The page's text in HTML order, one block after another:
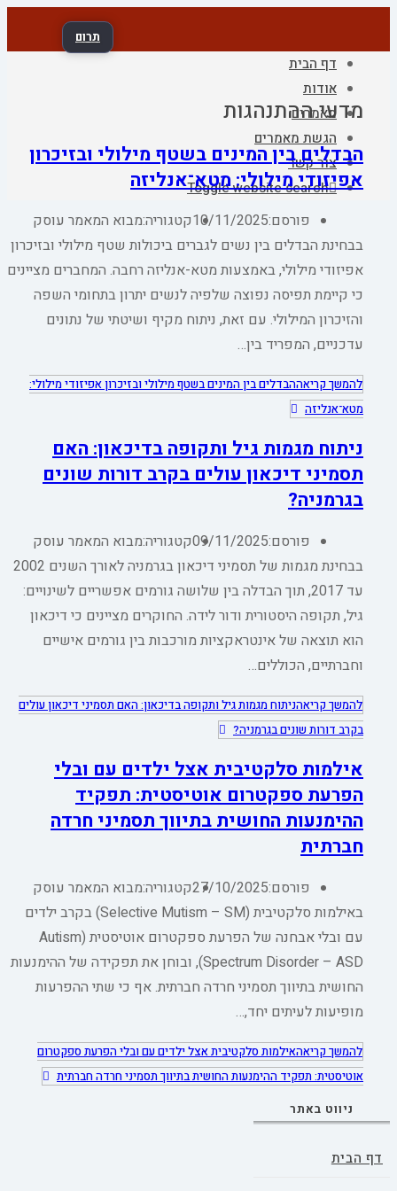
תרום
דף הבית
אודות
מאמרים
הגשת מאמרים
צור קשר
Toggle website search
מדעי ההתנהגות
הבדלים בין המינים בשטף מילולי ובזיכרון
אפיזודי מילולי: מטא־אנליזה
פורסם:10/11/2025קטגוריה:מבוא המאמר עוסק
בבחינת הבדלים בין נשים לגברים ביכולות שטף מילולי ובזיכרון
אפיזודי מילולי, באמצעות מטא-אנליזה רחבה. המחברים מציינים
כי קיימת תפיסה נפוצה שלפיה לנשים יתרון בתחומי השפה
והזיכרון המילולי. עם זאת, ניתוח מקיף ושיטתי של נתונים
עדכניים, המפריד בין…
להמשך קריאההבדלים בין המינים בשטף מילולי ובזיכרון אפיזודי מילולי:
מטא־אנליזה
ניתוח מגמות גיל ותקופה בדיכאון: האם
תסמיני דיכאון עולים בקרב דורות שונים
בגרמניה?
פורסם:09/11/2025קטגוריה:מבוא המאמר עוסק
בבחינת מגמות של תסמיני דיכאון בגרמניה לאורך השנים 2002
עד 2017, תוך הבדלה בין שלושה גורמים אפשריים לשינויים:
גיל, תקופה היסטורית ודור לידה. החוקרים מציינים כי דיכאון
הוא תוצאה של אינטראקציות מורכבות בין גורמים אישיים
וחברתיים, הכוללים…
להמשך קריאהניתוח מגמות גיל ותקופה בדיכאון: האם תסמיני דיכאון עולים
בקרב דורות שונים בגרמניה?
אילמות סלקטיבית אצל ילדים עם ובלי
הפרעת ספקטרום אוטיסטית: תפקיד
ההימנעות החושית בתיווך תסמיני חרדה
חברתית
פורסם:27/10/2025קטגוריה:מבוא המאמר עוסק
באילמות סלקטיבית (Selective Mutism – SM) בקרב ילדים
עם ובלי אבחנה של הפרעת ספקטרום אוטיסטית (Autism
Spectrum Disorder – ASD), ובוחן את תפקידה של ההימנעות
החושית בתיווך תסמיני חרדה חברתית. אף כי שתי ההפרעות
מופיעות לעיתים יחד,…
להמשך קריאהאילמות סלקטיבית אצל ילדים עם ובלי הפרעת ספקטרום
אוטיסטית: תפקיד ההימנעות החושית בתיווך תסמיני חרדה חברתית
ניווט באתר
דף הבית